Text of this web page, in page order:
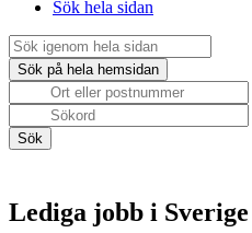
Sök hela sidan
Lediga jobb i Sverige